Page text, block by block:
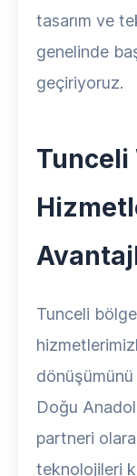
tasarım ve
genelinde
geçiriyoruz.
Tunceli
Tunceli
Doğu
partneri
teknolojileri